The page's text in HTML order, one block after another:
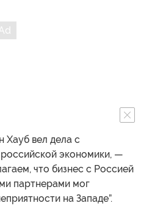
Хауб вел дела с
экономики, —
что бизнес с Россией
партнерами мог
на Западе”.